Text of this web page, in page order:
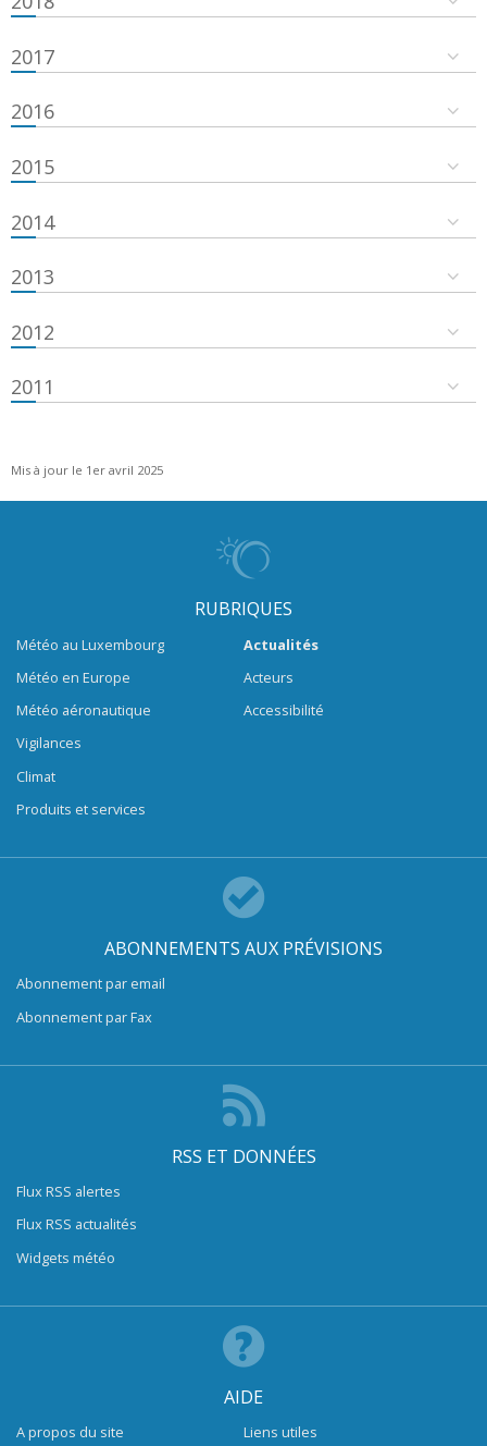
2017
2016
2015
2014
2013
2012
2011
Mis à jour le 1er avril 2025
RUBRIQUES
Météo au Luxembourg
Météo en Europe
Météo aéronautique
Vigilances
Climat
Produits et services
Actualités
Acteurs
Accessibilité
ABONNEMENTS AUX PRÉVISIONS
Abonnement par email
Abonnement par Fax
RSS ET DONNÉES
Flux RSS alertes
Flux RSS actualités
Widgets météo
AIDE
A propos du site Liens utiles